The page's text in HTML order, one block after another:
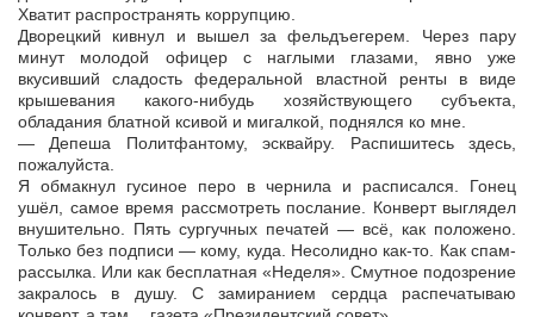
Хватит распространять коррупцию.
Дворецкий кивнул и вышел за фельдъегерем. Через пару
минут молодой офицер с наглыми глазами, явно уже
вкусивший сладость федеральной властной ренты в виде
крышевания какого-нибудь хозяйствующего субъекта,
обладания блатной ксивой и мигалкой, поднялся ко мне.
— Депеша Политфантому, эсквайру. Распишитесь здесь,
пожалуйста.
Я обмакнул гусиное перо в чернила и расписался. Гонец
ушёл, самое время рассмотреть послание. Конверт выглядел
внушительно. Пять сургучных печатей — всё, как положено.
Только без подписи — кому, куда. Несолидно как-то. Как спам-
рассылка. Или как бесплатная «Неделя». Смутное подозрение
закралось в душу. С замиранием сердца распечатываю